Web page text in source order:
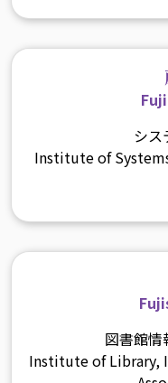
シス
Institute of
図書館情
Institute of Library,